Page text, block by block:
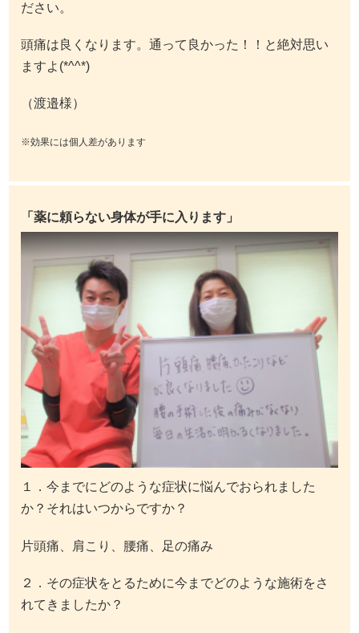
ださい。
頭痛は良くなります。通って良かった！！と絶対思い
ますよ(*^^*)
（渡邉様）
※効果には個人差があります
「薬に頼らない身体が手に入ります」
１．今までにどのような症状に悩んでおられました
か？それはいつからですか？
片頭痛、肩こり、腰痛、足の痛み
２．その症状をとるために今までどのような施術をさ
れてきましたか？